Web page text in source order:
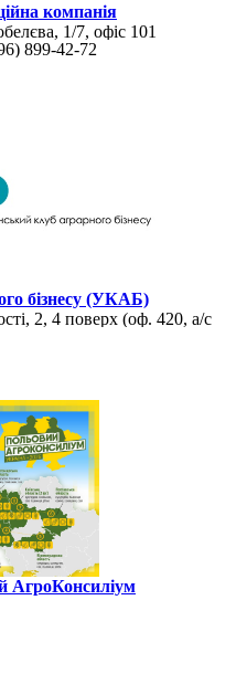
компанія
1/7, офіс 101
899-42-72
бізнесу (УКАБ)
2, 4 поверх (оф. 420, а/с
АгроКонсиліум